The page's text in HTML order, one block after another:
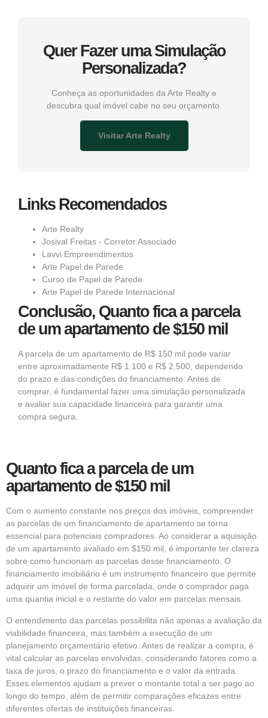
Quer Fazer uma Simulação
Personalizada?
Conheça as oportunidades da Arte Realty e
descubra qual imóvel cabe no seu orçamento.
Visitar Arte Realty
Links Recomendados
Arte Realty
Josival Freitas - Corretor Associado
Lavvi Empreendimentos
Arte Papel de Parede
Curso de Papel de Parede
Arte Papel de Parede Internacional
Conclusão, Quanto fica a parcela
de um apartamento de $150 mil
A parcela de um apartamento de R$ 150 mil pode variar
entre aproximadamente R$ 1.100 e R$ 2.500, dependendo
do prazo e das condições do financiamento. Antes de
comprar, é fundamental fazer uma simulação personalizada
e avaliar sua capacidade financeira para garantir uma
compra segura.
Quanto fica a parcela de um
apartamento de $150 mil
Com o aumento constante nos preços dos imóveis, compreender
as parcelas de um financiamento de apartamento se torna
essencial para potenciais compradores. Ao considerar a aquisição
de um apartamento avaliado em $150 mil, é importante ter clareza
sobre como funcionam as parcelas desse financiamento. O
financiamento imobiliário é um instrumento financeiro que permite
adquirir um imóvel de forma parcelada, onde o comprador paga
uma quantia inicial e o restante do valor em parcelas mensais.
O entendimento das parcelas possibilita não apenas a avaliação da
viabilidade financeira, mas também a execução de um
planejamento orçamentário efetivo. Antes de realizar a compra, é
vital calcular as parcelas envolvidas, considerando fatores como a
taxa de juros, o prazo do financiamento e o valor da entrada.
Esses elementos ajudam a prever o montante total a ser pago ao
longo do tempo, além de permitir comparações eficazes entre
diferentes ofertas de instituições financeiras.